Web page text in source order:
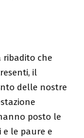
ribadito che
il
delle nostre
posto le
e le paure e